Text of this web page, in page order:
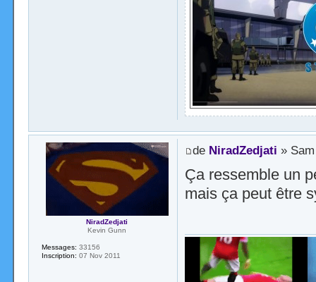
de NiradZedjati »
Ça ressemble un
mais ça peut être
NiradZedjati
Kevin Gunn
Messages: 33156
Inscription: 07 Nov 2011